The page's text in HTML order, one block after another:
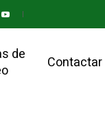
de
Contactar